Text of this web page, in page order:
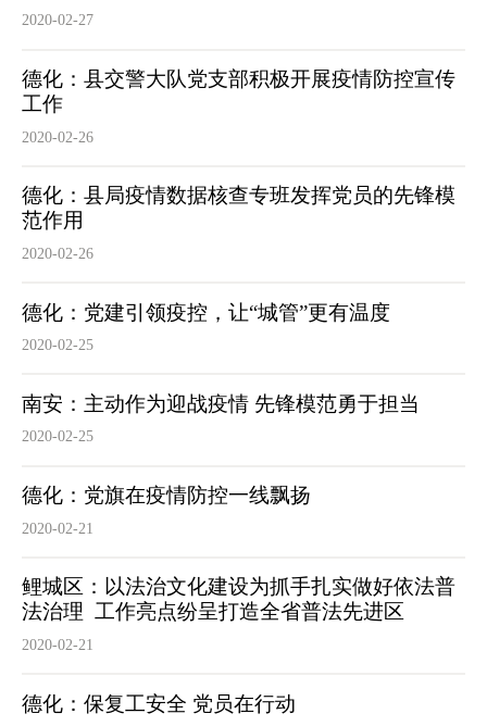
2020-02-27
德化：县交警大队党支部积极开展疫情防控宣传
工作
2020-02-26
德化：县局疫情数据核查专班发挥党员的先锋模
范作用
2020-02-26
德化：党建引领疫控，让“城管”更有温度
2020-02-25
南安：主动作为迎战疫情 先锋模范勇于担当
2020-02-25
德化：党旗在疫情防控一线飘扬
2020-02-21
鲤城区：以法治文化建设为抓手扎实做好依法普
法治理 工作亮点纷呈打造全省普法先进区
2020-02-21
德化：保复工安全 党员在行动